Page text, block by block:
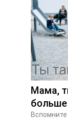
Мама,